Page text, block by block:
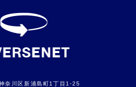
奈川区新浦島町1丁目1-25